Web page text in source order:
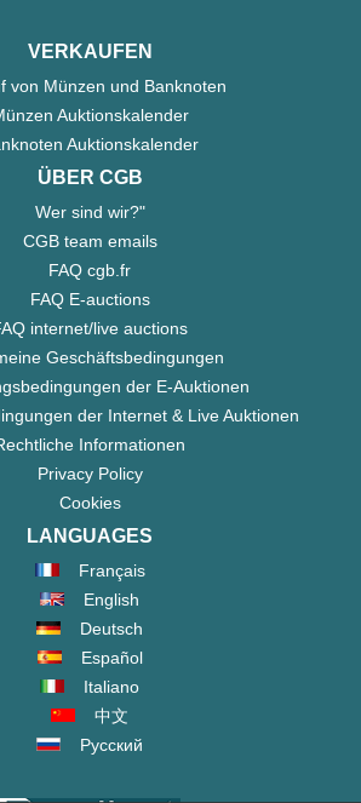
VERKAUFEN
von Münzen und Banknoten
Auktionskalender
Auktionskalender
ÜBER CGB
Wer sind wir?"
CGB team emails
FAQ cgb.fr
FAQ E-auctions
internet/live auctions
Geschäftsbedingungen
der E-Auktionen
der Internet & Live Auktionen
Informationen
Privacy Policy
Cookies
LANGUAGES
Français
English
Deutsch
Español
Italiano
中文
Русский